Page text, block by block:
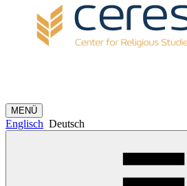
MENÜ
Englisch Deutsch